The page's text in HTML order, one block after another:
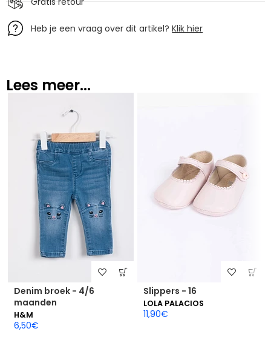
Heb je een vraag over dit artikel?Klik hier
Lees meer...
Denim broek - 4/6
maanden
H&M
6,50€
Slippers - 16
LOLA PALACIOS
11,90€